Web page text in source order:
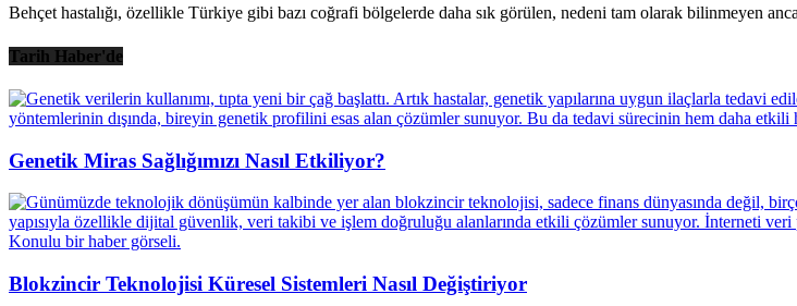
Behçet hastalığı, özellikle Türkiye gibi bazı coğrafi bölgelerde daha sık görülen, nedeni tam olarak bilinmeyen
Tarih Haber'de
Genetik Miras Sağlığımızı Nasıl Etkiliyor?
Blokzincir Teknolojisi Küresel Sistemleri Nasıl Değiştiriyor